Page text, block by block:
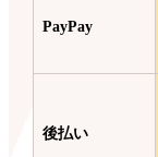
PayPay
後払い